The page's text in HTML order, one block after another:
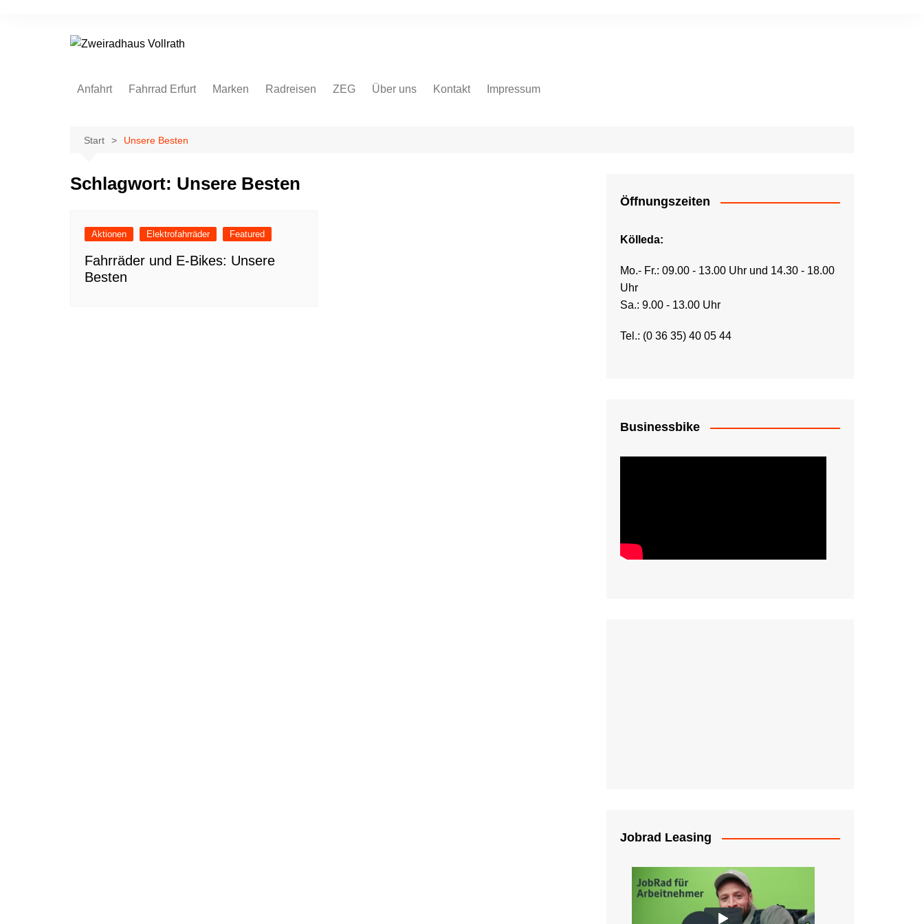
Anfahrt Fahrrad Erfurt Marken Radreisen ZEG Über uns Kontakt Impressum
Start Unsere Besten
Schlagwort: Unsere Besten
Aktionen Elektrofahrräder Featured
Fahrräder und E-Bikes: Unsere
Besten
Öffnungszeiten
Kölleda:
Mo.- Fr.: 09.00 - 13.00 Uhr und 14.30 - 18.00
Uhr
Sa.: 9.00 - 13.00 Uhr
Tel.: (0 36 35) 40 05 44
Businessbike
Jobrad Leasing